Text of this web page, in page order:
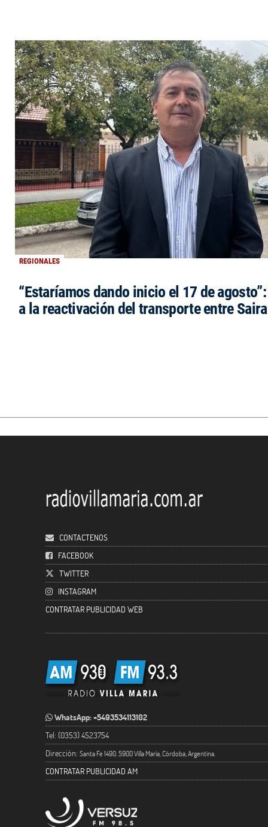
REGIONALES
“Estaríamos dando inicio el 17 de
a la reactivación del transporte entre
CONTACTENOS
FACEBOOK
TWITTER
INSTAGRAM
CONTRATAR PUBLICIDAD WEB
WhatsApp: +5493534113102
Tel: (0353) 4523754
Dirección: Santa Fe 1490. 5900 Villa María, Córdoba, Argentina.
CONTRATAR PUBLICIDAD AM